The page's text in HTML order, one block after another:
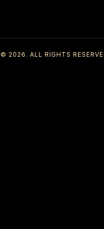
© 2026. ALL RIGHTS